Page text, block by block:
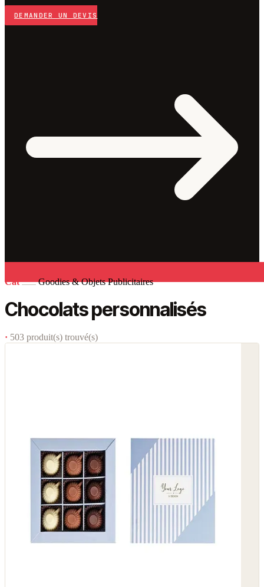
DEMANDER UN DEVIS
Cat Goodies & Objets Publicitaires
Chocolats personnalisés
· 503 produit(s) trouvé(s)